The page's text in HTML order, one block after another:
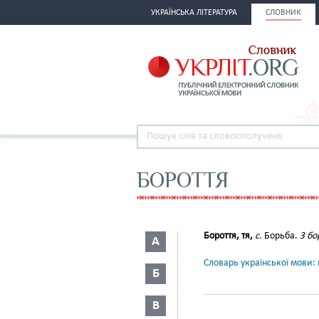
УКРАЇНСЬКА ЛІТЕРАТУРА СЛОВНИК
БОРОТТЯ
А
Б
В
Бороття, тя, с. Борьба. З
Словарь української